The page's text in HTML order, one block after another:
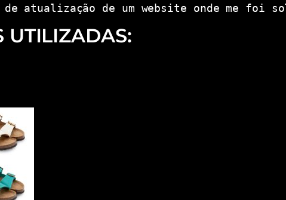
atualização de um website onde me foi
UTILIZADAS: